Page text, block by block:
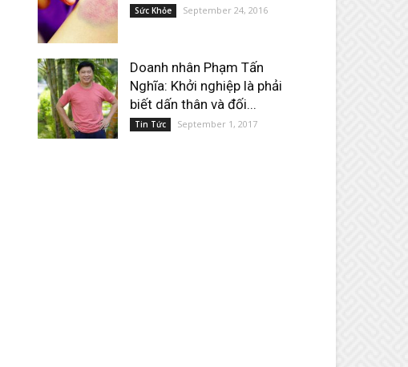
Sức Khỏe September 24, 2016
Doanh nhân Phạm Tấn
Nghĩa: Khởi nghiệp là phải
biết dấn thân và đối...
Tin Tức September 1, 2017